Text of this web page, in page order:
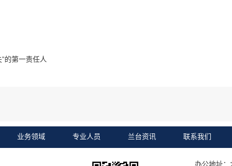
的第一责任人
业务领域 专业人员 兰台资讯 联系我们
办公地址